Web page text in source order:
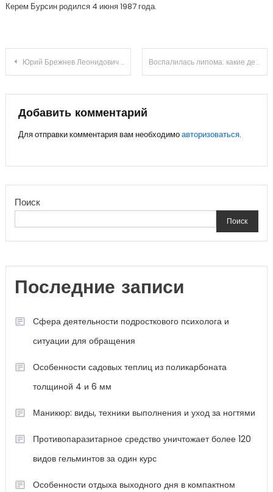
Керем Бурсин родился 4 июня 1987 года.
Навигация
записям
Юрий Брежнев Леонидович – жизнь, карьера и вклад в развитие страны Воспалилась липома: какие действия предпринять в домашних условиях
Добавить комментарий
Для отправки комментария вам необходимоавторизоваться.
Поиск
Поиск
Последние записи
Сфера деятельности подросткового психолога и
ситуации для обращения
Особенности садовых теплиц из поликарбоната
толщиной 4 и 6 мм
Маникюр: виды, техники выполнения и уход за ногтями
Противопаразитарное средство уничтожает более 120
видов гельминтов за один курс
Особенности отдыха выходного дня в компактном